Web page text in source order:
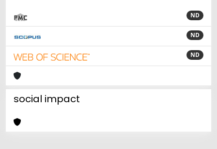
ND
ND
ND
social impact